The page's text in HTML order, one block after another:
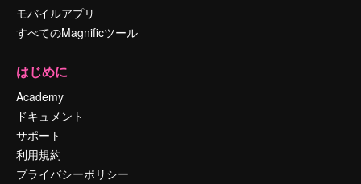
モバイルアプリ
すべてのMagnificツール
はじめに
Academy
ドキュメント
サポート
利用規約
プライバシーポリシー